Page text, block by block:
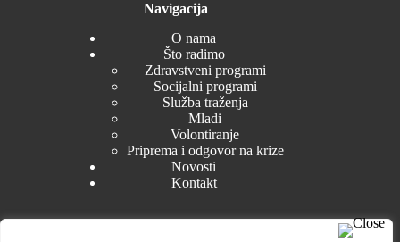
Navigacija
O nama
Što radimo
Zdravstveni programi
Socijalni programi
Služba traženja
Mladi
Volontiranje
Priprema i odgovor na krize
Novosti
Kontakt